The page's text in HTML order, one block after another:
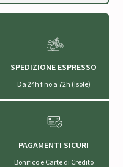
SPEDIZIONE ESPRESSO
Da 24h fino a 72h (Isole)
PAGAMENTI SICURI
Bonifico e Carte di Credito